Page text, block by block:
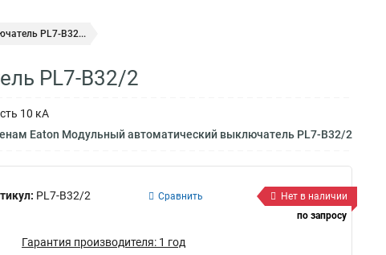
PL7-B32...
PL7-B32/2
10 кА
Eaton Модульный автоматический выключатель PL7-B32/2
PL7-B32/2 Сравнить
Нет в наличии
по запросу
Гарантия производителя: 1 год